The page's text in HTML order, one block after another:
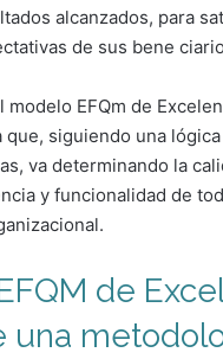
alcanzados, para
de sus bene
EFQm de
siguiendo una
va determinando la
y funcionalidad de
de
una